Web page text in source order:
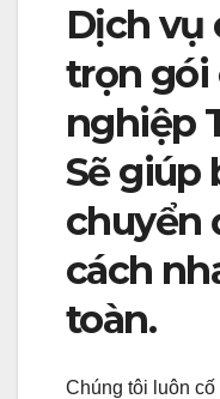
Dịch vụ
trọn gói
nghiệp
Sẽ giúp
chuyển
cách
toàn.
Chúng tôi luôn